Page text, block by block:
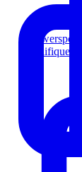
Powersports
Califique